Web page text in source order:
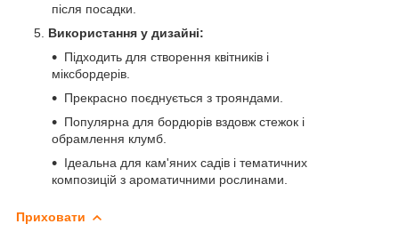
після посадки.
Використання у дизайні:
Підходить для створення квітників і
міксбордерів.
Прекрасно поєднується з трояндами.
Популярна для бордюрів вздовж стежок і
обрамлення клумб.
Ідеальна для кам'яних садів і тематичних
композицій з ароматичними рослинами.
Приховати